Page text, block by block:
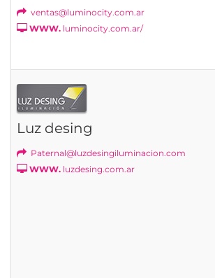
ventas@luminocity.com.ar
WWW. luminocity.com.ar/
Luz desing
Paternal@luzdesingiluminacion.com
WWW. luzdesing.com.ar